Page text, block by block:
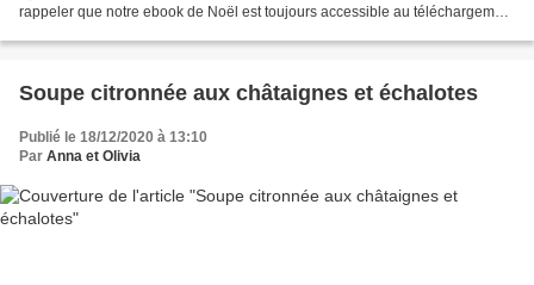
rappeler que notre ebook de Noël est toujours accessible au téléchargement
Soupe citronnée aux châtaignes et échalotes
Publié le 18/12/2020 à 13:10
Par Anna et Olivia